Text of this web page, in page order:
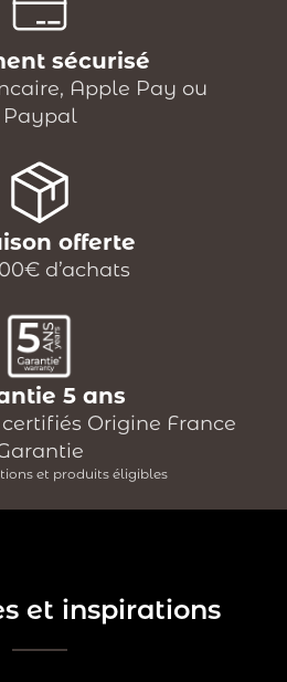
sécurisé
Apple Pay ou
Paypal
offerte
d’achats
5 ans
Origine France
et produits éligibles
et inspirations